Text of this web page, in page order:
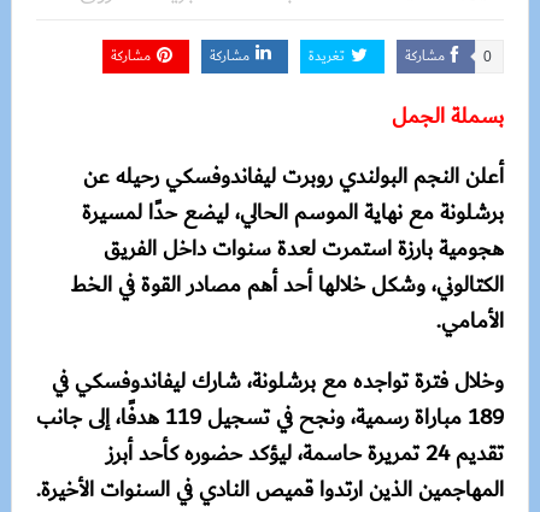
مشاركة 0 تغريدة مشاركة مشاركة
بسملة الجمل
أعلن النجم البولندي روبرت ليفاندوفسكي رحيله عن
برشلونة مع نهاية الموسم الحالي، ليضع حدًا لمسيرة
هجومية بارزة استمرت لعدة سنوات داخل الفريق
الكتالوني، وشكل خلالها أحد أهم مصادر القوة في الخط
الأمامي.
وخلال فترة تواجده مع برشلونة، شارك ليفاندوفسكي في
189 مباراة رسمية، ونجح في تسجيل 119 هدفًا، إلى جانب
تقديم 24 تمريرة حاسمة، ليؤكد حضوره كأحد أبرز
المهاجمين الذين ارتدوا قميص النادي في السنوات الأخيرة.